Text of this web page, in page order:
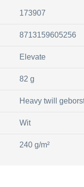
173907
8713159605256
Elevate
82 g
Heavy twill
Wit
240 g/m²